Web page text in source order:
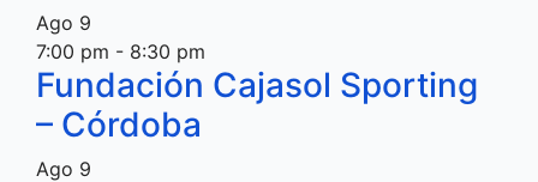
Ago 9
7:00 pm - 8:30 pm
Fundación Cajasol Sporting
– Córdoba
Ago 9